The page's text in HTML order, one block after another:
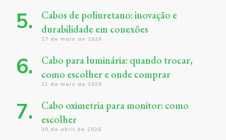
Cabos de poliuretano: inovação e
durabilidade em conexões
27 de maio de 2026
Cabo para luminária: quando trocar,
como escolher e onde comprar
21 de maio de 2026
Cabo oximetria para monitor: como
escolher
30 de abril de 2026